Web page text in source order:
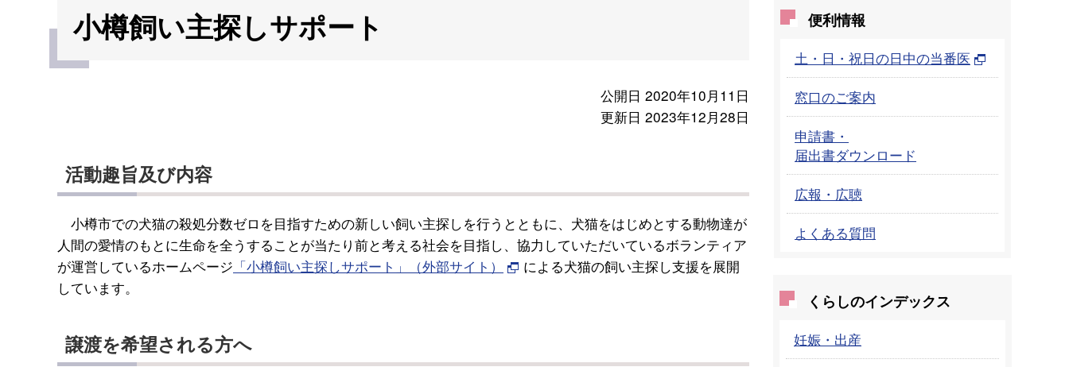
小樽飼い主探しサポート
公開日 2020年10月11日
更新日 2023年12月28日
活動趣旨及び内容
小樽市での犬猫の殺処分数ゼロを目指すための新しい飼い主探しを行うとともに、犬猫をはじめとする動物達が
人間の愛情のもとに生命を全うすることが当たり前と考える社会を目指し、協力していただいているボランティア
が運営しているホームページ 「小樽飼い主探しサポート」（外部サイト）
による犬猫の飼い主探し支援を展開
しています。
譲渡を希望される方へ
便利情報
土・日・祝日の日中の当番医
窓口のご案内
申請書・
届出書ダウンロード
広報・広聴
よくある質問
くらしのインデックス
妊娠・出産